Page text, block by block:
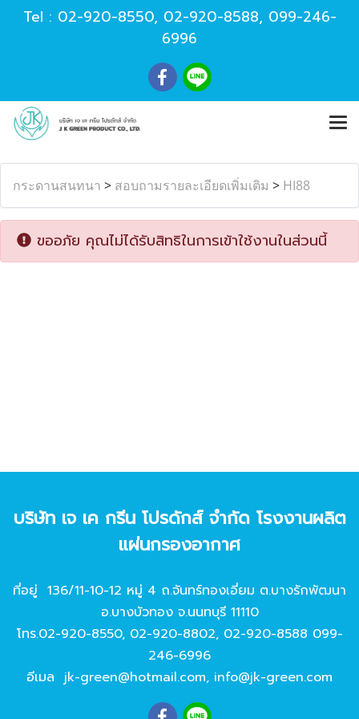
Tel : 02-920-8550, 02-920-8588, 099-246-
6996
กระดานสนทนา > สอบถามรายละเอียดเพิ่มเติม > HI88
ขออภัย คุณไม่ได้รับสิทธิในการเข้าใช้งานในส่วนนี้
บริษัท เจ เค กรีน โปรดักส์ จํากัด โรงงานผลิต
แผ่นกรองอากาศ
ที่อยู่ 136/11-10-12 หมู่ 4 ถ.จันทร์ทองเอี่ยม ต.บางรักพัฒนา
อ.บางบัวทอง จ.นนทบุรี 11110
โทร.02-920-8550, 02-920-8802, 02-920-8588 099-
246-6996
อีเมล jk-green@hotmail.com, info@jk-green.com